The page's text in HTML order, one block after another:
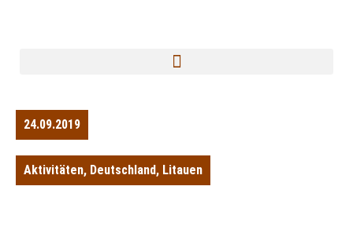
24.09.2019
Aktivitäten, Deutschland, Litauen